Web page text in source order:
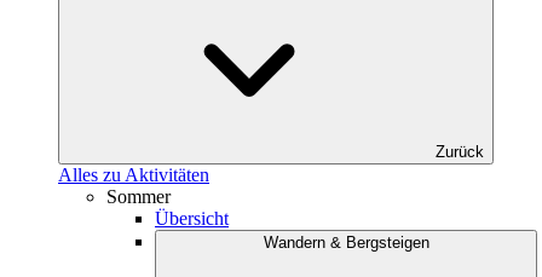
Zurück
Alles zu Aktivitäten
Sommer
Übersicht
Wandern & Bergsteigen